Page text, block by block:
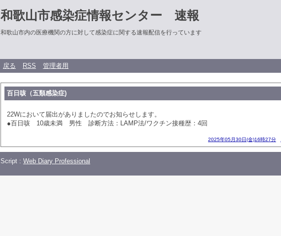
和歌山市感染症情報センター 速報
和歌山市内の医療機関の方に対して感染症に関する速報配信を行っています
戻る RSS 管理者用
百日咳（五類感染症)
22Wにおいて届出がありましたのでお知らせします。
●百日咳 10歳未満 男性 診断方法：LAMP法/ワクチン接種歴：4回
2025年05月30日(金)16時27分
Script : Web Diary Professional